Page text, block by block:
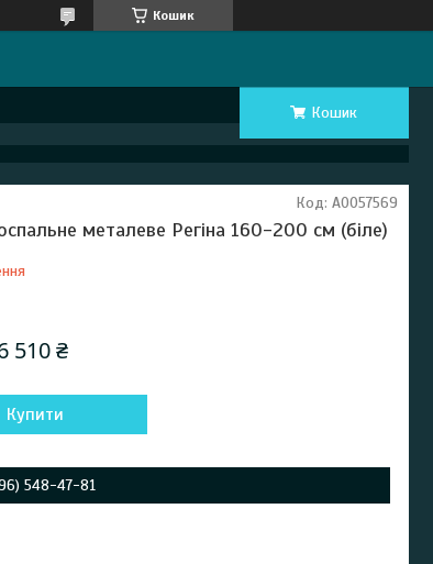
Кошик
Кошик
металеве Регіна 160-200 см (біле)
Код: А0057569
510 ₴
Купити
548-47-81